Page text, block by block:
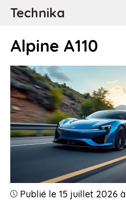
AllerTechnika
Alpine A110
Publié le 15 juillet 2026